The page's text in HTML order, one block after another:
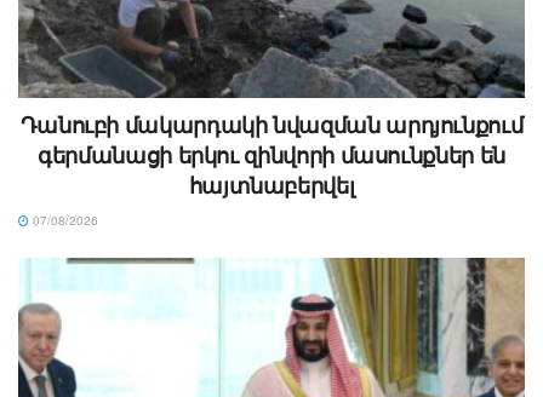
Դանուբի մակարդակի նվազման արդյունքում
գերմանացի երկու զինվորի մասունքներ են
հայտնաբերվել
07/08/2026